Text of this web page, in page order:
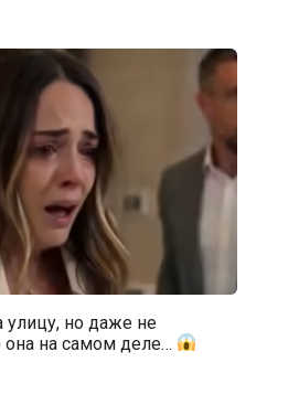
улицу, но даже не
она на самом деле…